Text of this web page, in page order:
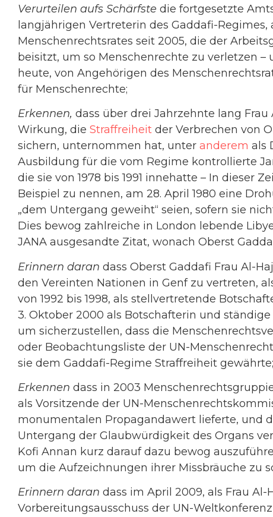
Verurteilen aufs Schärfste die fortgesetzte
langjährigen Vertreterin des Gaddafi-
Menschenrechtsrates seit 2005, die der
beisitzt, um so Menschenrechte zu verletzen
heute, von Angehörigen des
für Menschenrechte;
Erkennen, dass über drei Jahrzehnte lang
Wirkung, die Straffreiheit der Verbrechen von
sichern, unternommen hat, unter anderem als
Ausbildung für die vom Regime kontrollierte
die sie von 1978 bis 1991 innehatte – In dieser
Beispiel zu nennen, am 28. April 1980 eine
„dem Untergang geweiht“ seien, sofern sie
Dies bewog zahlreiche in London lebende
JANA ausgesandte Zitat, wonach Oberst
Erinnern daran dass Oberst Gaddafi Frau Al-
den Vereinten Nationen in Genf zu vertreten,
von 1992 bis 1998, als stellvertretende
3. Oktober 2000 als Botschafterin und
um sicherzustellen, dass die
oder Beobachtungsliste der UN-
sie dem Gaddafi-Regime Straffreiheit gewährte;
Erkennen dass in 2003
als Vorsitzende der UN-
monumentalen Propagandawert lieferte, und
Untergang der Glaubwürdigkeit des Organs
Kofi Annan kurz darauf dazu bewog
um die Aufzeichnungen ihrer Missbräuche zu
Erinnern daran dass im April 2009, als Frau
Vorbereitungsausschuss der UN-